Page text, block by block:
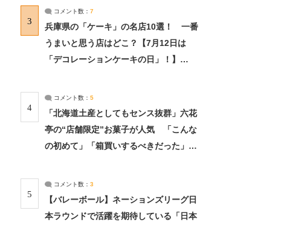
3
コメント数： 7
兵庫県の「ケーキ」の名店10選！ 一番
うまいと思う店はどこ？【7月12日は
「デコレーションケーキの日」！】
4
コメント数： 5
「北海道土産としてもセンス抜群」六花
亭の“店舗限定”お菓子が人気 「こんな
の初めて」「箱買いするべきだった」
5
コメント数： 3
【バレーボール】ネーションズリーグ日
本ラウンドで活躍を期待している「日本